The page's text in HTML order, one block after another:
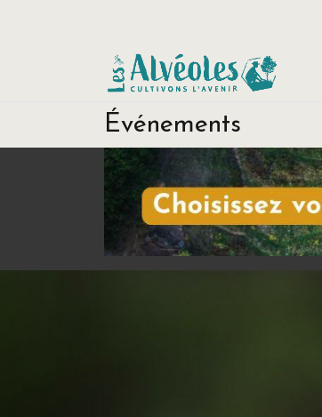
Événements